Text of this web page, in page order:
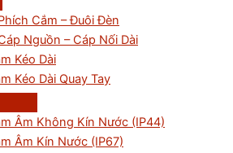
Cắm – Đuôi Đèn
Nguồn – Cáp Nối Dài
Kéo Dài
Kéo Dài Quay Tay
Âm Không Kín Nước (IP44)
Âm Kín Nước (IP67)